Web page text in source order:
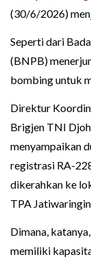
(30/6/2026)
Seperti dari
(BNPB)
bombing untuk
Direktur
Brigjen TNI
menyampaikan
registrasi RA-
dikerahkan ke
TPA
Dimana,
memiliki